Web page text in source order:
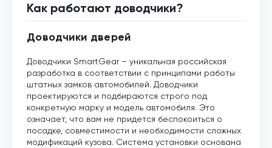
Как работают доводчики?
Доводчики дверей
Доводчики SmartGear – уникальная российская
разработка в соответствии с принципами работы
штатных замков автомобилей. Доводчики
проектируются и подбираются строго под
конкретную марку и модель автомобиля. Это
означает, что вам не придется беспокоиться о
посадке, совместимости и необходимости сложных
модификаций кузова. Система установки основана